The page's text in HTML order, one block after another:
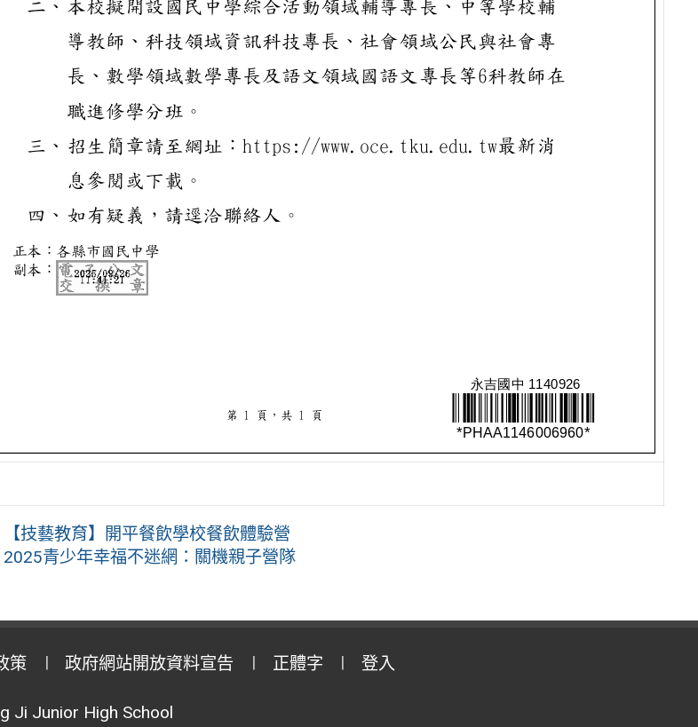
【技藝教育】開平餐飲學校餐飲體驗營
2025青少年幸福不迷網：關機親子營隊
策 政府網站開放資料宣告 正體字 登入
Ji Junior High School